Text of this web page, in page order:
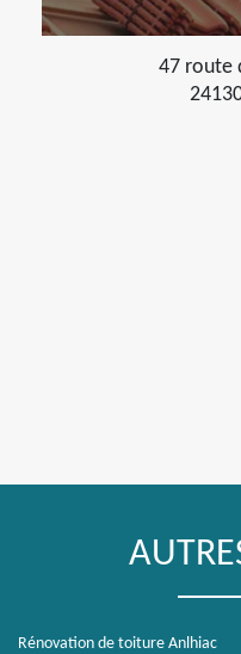
47 route
Rénovation de toiture Anlhiac